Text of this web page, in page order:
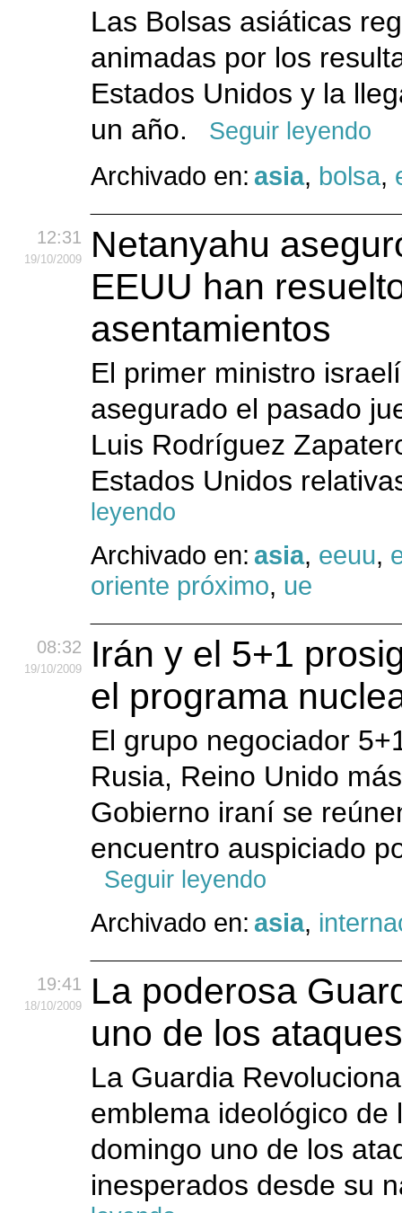
Las Bolsas asiáticas
animadas por los
Estados Unidos y la
un año.
Seguir leyendo
Archivado en: asia, bolsa,
12:31
19/10/2009
Netanyahu
EEUU han
asentamientos
El primer ministro
asegurado el pasado
Luis Rodríguez
Estados Unidos
leyendo
Archivado en: asia, eeuu,
oriente próximo, ue
08:32
19/10/2009
Irán y el 5+1
el programa
El grupo negociador
Rusia, Reino Unido
Gobierno iraní se
encuentro auspiciado
Seguir leyendo
Archivado en: asia,
19:41
18/10/2009
La poderosa
uno de los
La Guardia
emblema ideológico de
domingo uno de los
inesperados desde su